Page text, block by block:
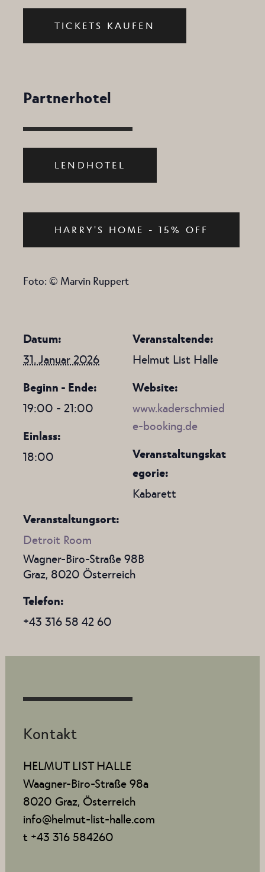
TICKETS KAUFEN
Partnerhotel
LENDHOTEL
HARRY'S HOME - 15% OFF
Foto: © Marvin Ruppert
Datum:
31. Januar 2026
Beginn - Ende:
19:00 - 21:00
Einlass:
18:00
Veranstaltende:
Helmut List Halle
Website:
www.kaderschmied
e-booking.de
Veranstaltungskat
egorie:
Kabarett
Veranstaltungsort:
Detroit Room
Wagner-Biro-Straße 98B
Graz, 8020 Österreich
Telefon
+43 316 58 42 60
Kontakt
HELMUT LIST HALLE
Waagner-Biro-Straße 98a
8020 Graz, Österreich
info@helmut-list-halle.com
t +43 316 584260